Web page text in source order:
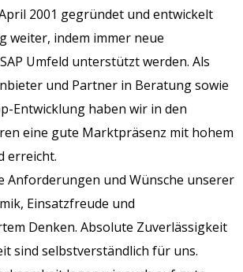
2001 gegründet und entwickelt
weiter, indem immer neue
Umfeld unterstützt werden. Als
und Partner in Beratung sowie
Entwicklung haben wir in den
eine gute Marktpräsenz mit hohem
erreicht.
Anforderungen und Wünsche unserer
Einsatzfreude und
Denken. Absolute Zuverlässigkeit
sind selbstverständlich für uns.